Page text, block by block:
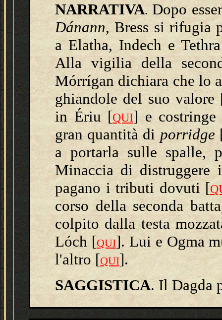
NARRATIVA.Dopo
Dánann, Bress si rifugia
a Elatha, Indech e
Alla vigilia della
Mórrígan dichiara che lo
ghiandole del suo valore
in Ériu [QUI] e
gran quantità di porridge
a portarla sulle spalle,
Minaccia di
pagano i tributi dovuti [
corso della seconda
colpito dalla testa
Lóch [QUI].Lui e Ogma
l'altro[QUI].
SAGGISTICA.Il Dagda